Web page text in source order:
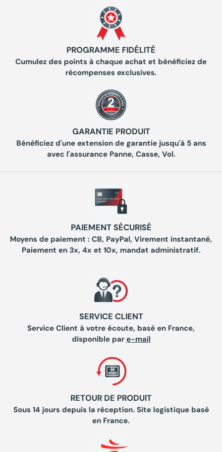
PROGRAMME FIDÉLITÉ
Cumulez des points à chaque achat et bénéficiez de
récompenses exclusives.
GARANTIE PRODUIT
Bénéficiez d'une extension de garantie jusqu'à 5 ans
avec l'assurance Panne, Casse, Vol.
PAIEMENT SÉCURISÉ
Moyens de paiement : CB, PayPal, Virement instantané,
Paiement en 3x, 4x et 10x, mandat administratif.
SERVICE CLIENT
Service Client à votre écoute, basé en France,
disponible par e-mail
RETOUR DE PRODUIT
Sous 14 jours depuis la réception. Site logistique basé
en France.